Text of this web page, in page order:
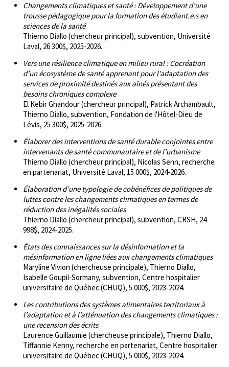
Changements climatiques et santé : Développement d’une
trousse pédagogique pour la formation des étudiant.e.s en
sciences de la santé
Thierno Diallo (chercheur principal), subvention, Université
Laval, 26 300$, 2025-2026.
Vers une résilience climatique en milieu rural : Cocréation
d’un écosystème de santé apprenant pour l’adaptation des
services de proximité destinés aux aînés présentant des
besoins chroniques complexe
El Kebir Ghandour (chercheur principal), Patrick Archambault,
Thierno Diallo, subvention, Fondation de l'Hôtel-Dieu de
Lévis, 25 300$, 2025-2026.
Élaborer des interventions de santé durable conjointes entre
intervenants de santé communautaire et de l’urbanisme
Thierno Diallo (chercheur principal), Nicolas Senn, recherche
en partenariat, Université Laval, 15 000$, 2024-2026.
Élaboration d’une typologie de cobénéfices de politiques de
luttes contre les changements climatiques en termes de
réduction des inégalités sociales
Thierno Diallo (chercheur principal), subvention, CRSH, 24
998$, 2024-2025.
États des connaissances sur la désinformation et la
mésinformation en ligne liées aux changements climatiques
Maryline Vivion (chercheuse principale), Thierno Diallo,
Isabelle Goupil-Sormany, subvention, Centre hospitalier
universitaire de Québec (CHUQ), 5 000$, 2023-2024.
Les contributions des systèmes alimentaires territoriaux à
l’adaptation et à l’atténuation des changements climatiques :
une recension des écrits
Laurence Guillaumie (chercheuse principale), Thierno Diallo,
Tiffannie Kenny, recherche en partenariat, Centre hospitalier
universitaire de Québec (CHUQ), 5 000$, 2023-2024.